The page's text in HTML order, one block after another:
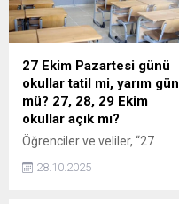
27 Ekim Pazartesi günü
okullar tatil mi, yarım gün
mü? 27, 28, 29 Ekim
okullar açık mı?
Öğrenciler ve veliler, “27
Ekim Pazartesi günü okullar
tatil mi olacak?”, “Pazartesi
28.10.2025